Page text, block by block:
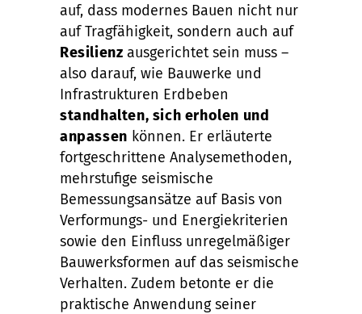
auf, dass modernes Bauen nicht nur
auf Tragfähigkeit, sondern auch auf
Resilienz ausgerichtet sein muss –
also darauf, wie Bauwerke und
Infrastrukturen Erdbeben
standhalten, sich erholen und
anpassen können. Er erläuterte
fortgeschrittene Analysemethoden,
mehrstufige seismische
Bemessungsansätze auf Basis von
Verformungs- und Energiekriterien
sowie den Einfluss unregelmäßiger
Bauwerksformen auf das seismische
Verhalten. Zudem betonte er die
praktische Anwendung seiner